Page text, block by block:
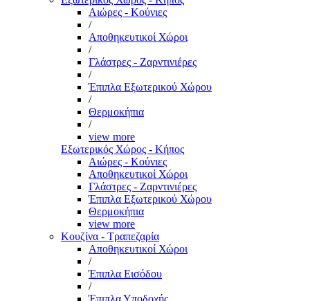
Αιώρες - Κούνιες
/
Αποθηκευτικοί Χώροι
/
Γλάστρες - Ζαρντινιέρες
/
Έπιπλα Εξωτερικού Χώρου
/
Θερμοκήπια
/
view more
Εξωτερικός Χώρος - Κήπος
Αιώρες - Κούνιες
Αποθηκευτικοί Χώροι
Γλάστρες - Ζαρντινιέρες
Έπιπλα Εξωτερικού Χώρου
Θερμοκήπια
view more
Κουζίνα - Τραπεζαρία
Αποθηκευτικοί Χώροι
/
Έπιπλα Εισόδου
/
Έπιπλα Υποδοχής